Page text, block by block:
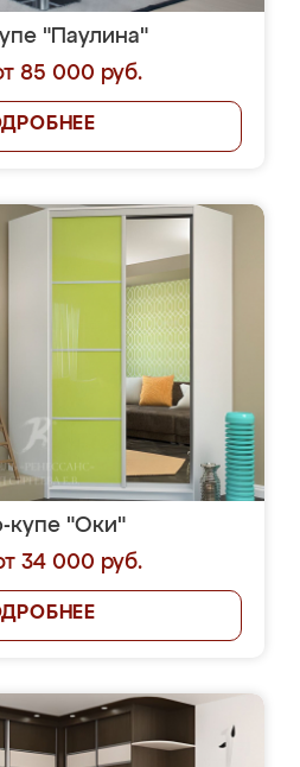
"Паулина"
85 000 руб.
купе "Оки"
34 000 руб.